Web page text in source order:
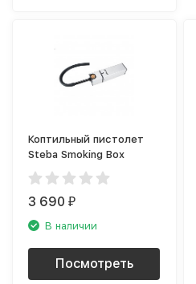
Коптильный пистолет
Steba Smoking Box
3 690₽
В наличии
Посмотреть